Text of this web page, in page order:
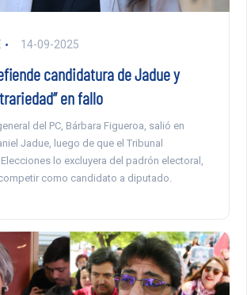
14-09-2025
candidatura de Jadue y
en fallo
del PC, Bárbara Figueroa, salió en
Jadue, luego de que el Tribunal
lo excluyera del padrón electoral,
como candidato a diputado.